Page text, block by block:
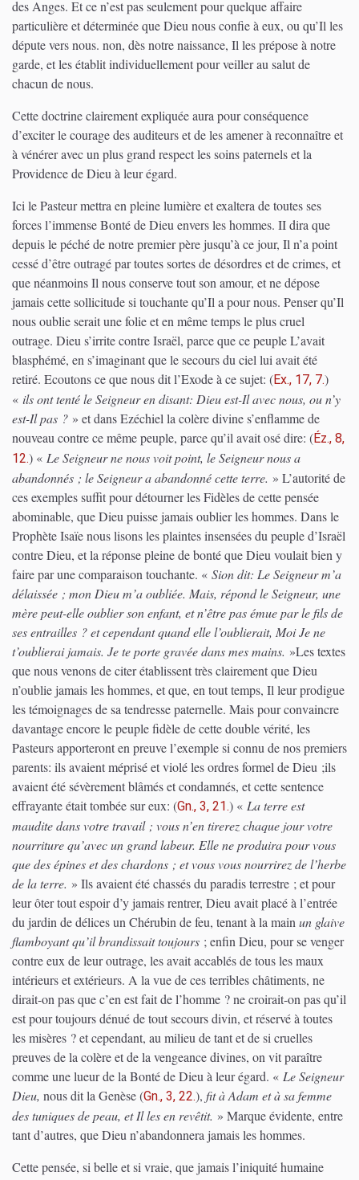
des Anges. Et ce n’est pas seulement pour quelque affaire
particulière et déterminée que Dieu nous confie à eux, ou qu’Il les
députe vers nous. non, dès notre naissance, Il les prépose à notre
garde, et les établit individuellement pour veiller au salut de
chacun de nous.
Cette doctrine clairement expliquée aura pour conséquence
d’exciter le courage des auditeurs et de les amener à reconnaître et
à vénérer avec un plus grand respect les soins paternels et la
Providence de Dieu à leur égard.
Ici le Pasteur mettra en pleine lumière et exaltera de toutes ses
forces l’immense Bonté de Dieu envers les hommes. II dira que
depuis le péché de notre premier père jusqu’à ce jour, Il n’a point
cessé d’être outragé par toutes sortes de désordres et de crimes, et
que néanmoins Il nous conserve tout son amour, et ne dépose
jamais cette sollicitude si touchante qu’Il a pour nous. Penser qu’Il
nous oublie serait une folie et en même temps le plus cruel
outrage. Dieu s’irrite contre Israël, parce que ce peuple L’avait
blasphémé, en s’imaginant que le secours du ciel lui avait été
retiré. Ecoutons ce que nous dit l’Exode à ce sujet: (Ex., 17, 7.)
« ils ont tenté le Seigneur en disant: Dieu est-Il avec nous, ou n’y
est-Il pas ? » et dans Ezéchiel la colère divine s’enflamme de
nouveau contre ce même peuple, parce qu’il avait osé dire: (Éz., 8,
12.) « Le Seigneur ne nous voit point, le Seigneur nous a
abandonnés ; le Seigneur a abandonné cette terre. » L’autorité de
ces exemples suffit pour détourner les Fidèles de cette pensée
abominable, que Dieu puisse jamais oublier les hommes. Dans le
Prophète Isaïe nous lisons les plaintes insensées du peuple d’Israël
contre Dieu, et la réponse pleine de bonté que Dieu voulait bien y
faire par une comparaison touchante. « Sion dit: Le Seigneur m’a
délaissée ; mon Dieu m’a oubliée. Mais, répond le Seigneur, une
mère peut-elle oublier son enfant, et n’être pas émue par le fils de
ses entrailles ? et cependant quand elle l’oublierait, Moi Je ne
t’oublierai jamais. Je te porte gravée dans mes mains. »Les textes
que nous venons de citer établissent très clairement que Dieu
n’oublie jamais les hommes, et que, en tout temps, Il leur prodigue
les témoignages de sa tendresse paternelle. Mais pour convaincre
davantage encore le peuple fidèle de cette double vérité, les
Pasteurs apporteront en preuve l’exemple si connu de nos premiers
parents: ils avaient méprisé et violé les ordres formel de Dieu ;ils
avaient été sévèrement blâmés et condamnés, et cette sentence
effrayante était tombée sur eux: (Gn., 3, 21.) « La terre est
maudite dans votre travail ; vous n’en tirerez chaque jour votre
nourriture qu’avec un grand labeur. Elle ne produira pour vous
que des épines et des chardons ; et vous vous nourrirez de l’herbe
de la terre. » Ils avaient été chassés du paradis terrestre ; et pour
leur ôter tout espoir d’y jamais rentrer, Dieu avait placé à l’entrée
du jardin de délices un Chérubin de feu, tenant à la main un glaive
flamboyant qu’il brandissait toujours ; enfin Dieu, pour se venger
contre eux de leur outrage, les avait accablés de tous les maux
intérieurs et extérieurs. A la vue de ces terribles châtiments, ne
dirait-on pas que c’en est fait de l’homme ? ne croirait-on pas qu’il
est pour toujours dénué de tout secours divin, et réservé à toutes
les misères ? et cependant, au milieu de tant et de si cruelles
preuves de la colère et de la vengeance divines, on vit paraître
comme une lueur de la Bonté de Dieu à leur égard. « Le Seigneur
Dieu, nous dit la Genèse(Gn., 3, 22.), fit à Adam et à sa femme
des tuniques de peau, et Il les en revêtit. » Marque évidente, entre
tant d’autres, que Dieu n’abandonnera jamais les hommes.
Cette pensée, si belle et si vraie, que jamais l’iniquité humaine